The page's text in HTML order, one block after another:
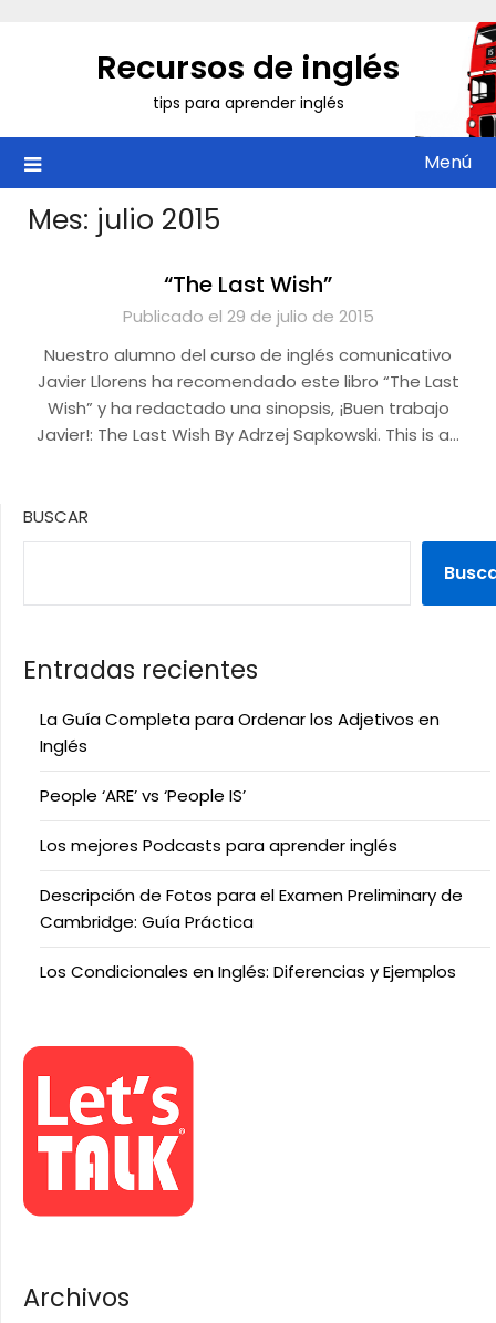
Recursos de inglés
tips para aprender inglés
Menú
Mes: julio 2015
“The Last Wish”
Publicado el 29 de julio de 2015
Nuestro alumno del curso de inglés comunicativo
Javier Llorens ha recomendado este libro “The Last
Wish” y ha redactado una sinopsis, ¡Buen trabajo
Javier!: The Last Wish By Adrzej Sapkowski. This is a…
BUSCAR
Entradas recientes
La Guía Completa para Ordenar los Adjetivos en
Inglés
People ‘ARE’ vs ‘People IS’
Los mejores Podcasts para aprender inglés
Descripción de Fotos para el Examen Preliminary de
Cambridge: Guía Práctica
Los Condicionales en Inglés: Diferencias y Ejemplos
Archivos